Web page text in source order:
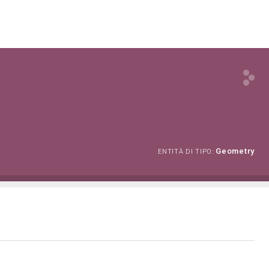
ENTITÀ DI TIPO: Geometry